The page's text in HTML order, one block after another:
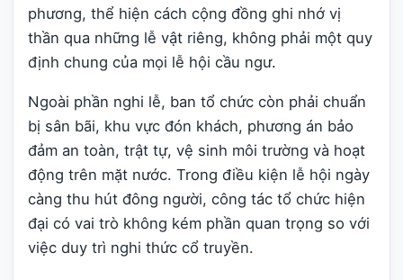
phương, thể hiện cách cộng đồng ghi nhớ vị
thần qua những lễ vật riêng, không phải một quy
định chung của mọi lễ hội cầu ngư.
Ngoài phần nghi lễ, ban tổ chức còn phải chuẩn
bị sân bãi, khu vực đón khách, phương án bảo
đảm an toàn, trật tự, vệ sinh môi trường và hoạt
động trên mặt nước. Trong điều kiện lễ hội ngày
càng thu hút đông người, công tác tổ chức hiện
đại có vai trò không kém phần quan trọng so với
việc duy trì nghi thức cổ truyền.